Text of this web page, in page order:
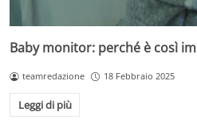
Baby monitor: perché è così
teamredazione 18 Febbraio 2025
Leggi di più